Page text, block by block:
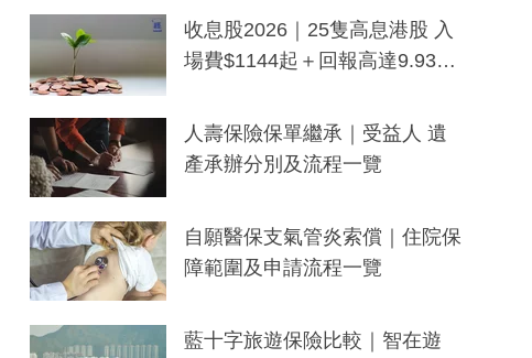
一度被誤當詐騙手段
收息股2026｜25隻高息港股 入
場費$1144起＋回報高達9.93
人壽保險保單繼承｜受益人 遺
產承辦分別及流程一覽
自願醫保支氣管炎索償｜住院保
障範圍及申請流程一覽
藍十字旅遊保險比較｜智在遊